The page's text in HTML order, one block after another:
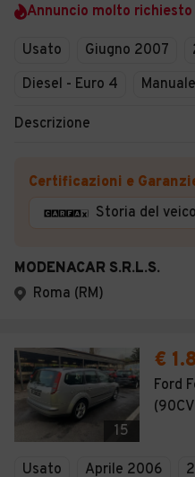
Annuncio molto richiesto
Usato Giugno 2007
Diesel - Euro 4
Manuale
Descrizione
Certificazioni e
Storia del
MODENACAR S.R.L.S.
Roma (RM)
15
€
Ford
Usato Aprile 2006